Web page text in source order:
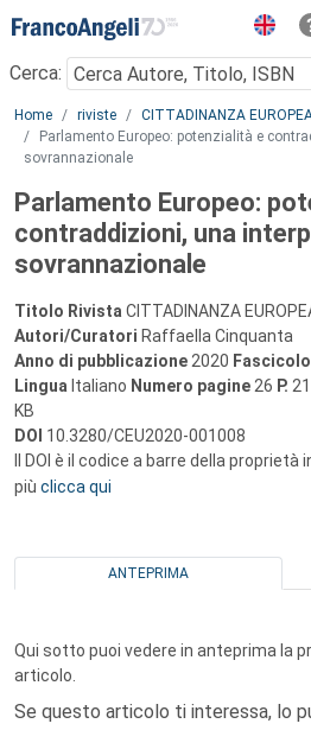
Menu
Cerca:
Main content
Home riviste CITTADINANZA
Parlamento Europeo: potenzialità e
sovrannazionale
Parlamento Europeo:
contraddizioni, una
sovrannazionale
Titolo Rivista CITTADINANZA
Autori/Curatori Raffaella Cinquanta
Anno di pubblicazione 2020 Fascicolo
Lingua Italiano Numero pagine 26 P.
KB
DOI 10.3280/CEU2020-001008
Il DOI è il codice a barre della
più clicca qui
ANTEPRIMA
Qui sotto puoi vedere in anteprima la
articolo.
Se questo articolo ti interessa, lo